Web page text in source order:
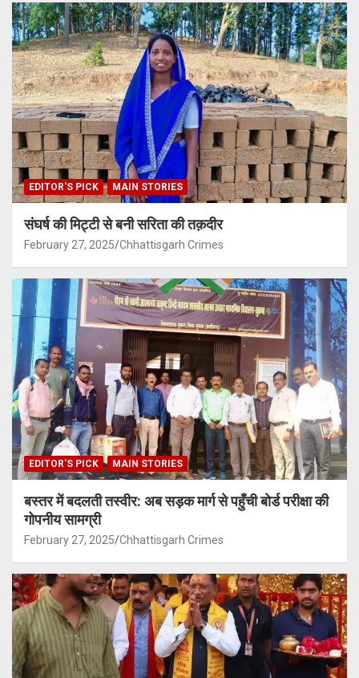
EDITOR'S PICK MAIN STORIES
संघर्ष की मिट्टी से बनी सरिता की तक़दीर
February 27, 2025 Chhattisgarh Crimes
EDITOR'S PICK MAIN STORIES
बस्तर में बदलती तस्वीर: अब सड़क मार्ग से पहुँची बोर्ड परीक्षा की
गोपनीय सामग्री
February 27, 2025 Chhattisgarh Crimes